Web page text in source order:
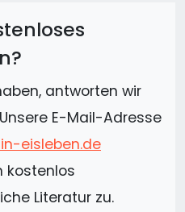
antworten wir
E-Mail-Adresse
eisleben.de
kostenlos
Literatur zu.